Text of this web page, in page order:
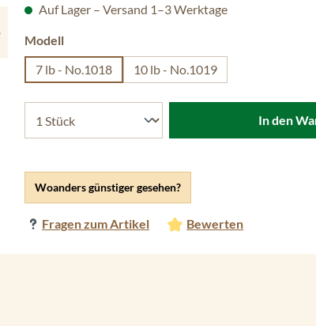
Woanders günstiger gesehen?
Fragen zum Artikel Bewerten
Auf Lager – Versand 1–3 Werktage
Modellauswählen
7 lb - No.1018
10 lb - No.1019
In den